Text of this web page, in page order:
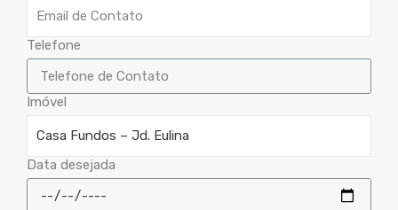
Telefone
Imóvel
Data desejada